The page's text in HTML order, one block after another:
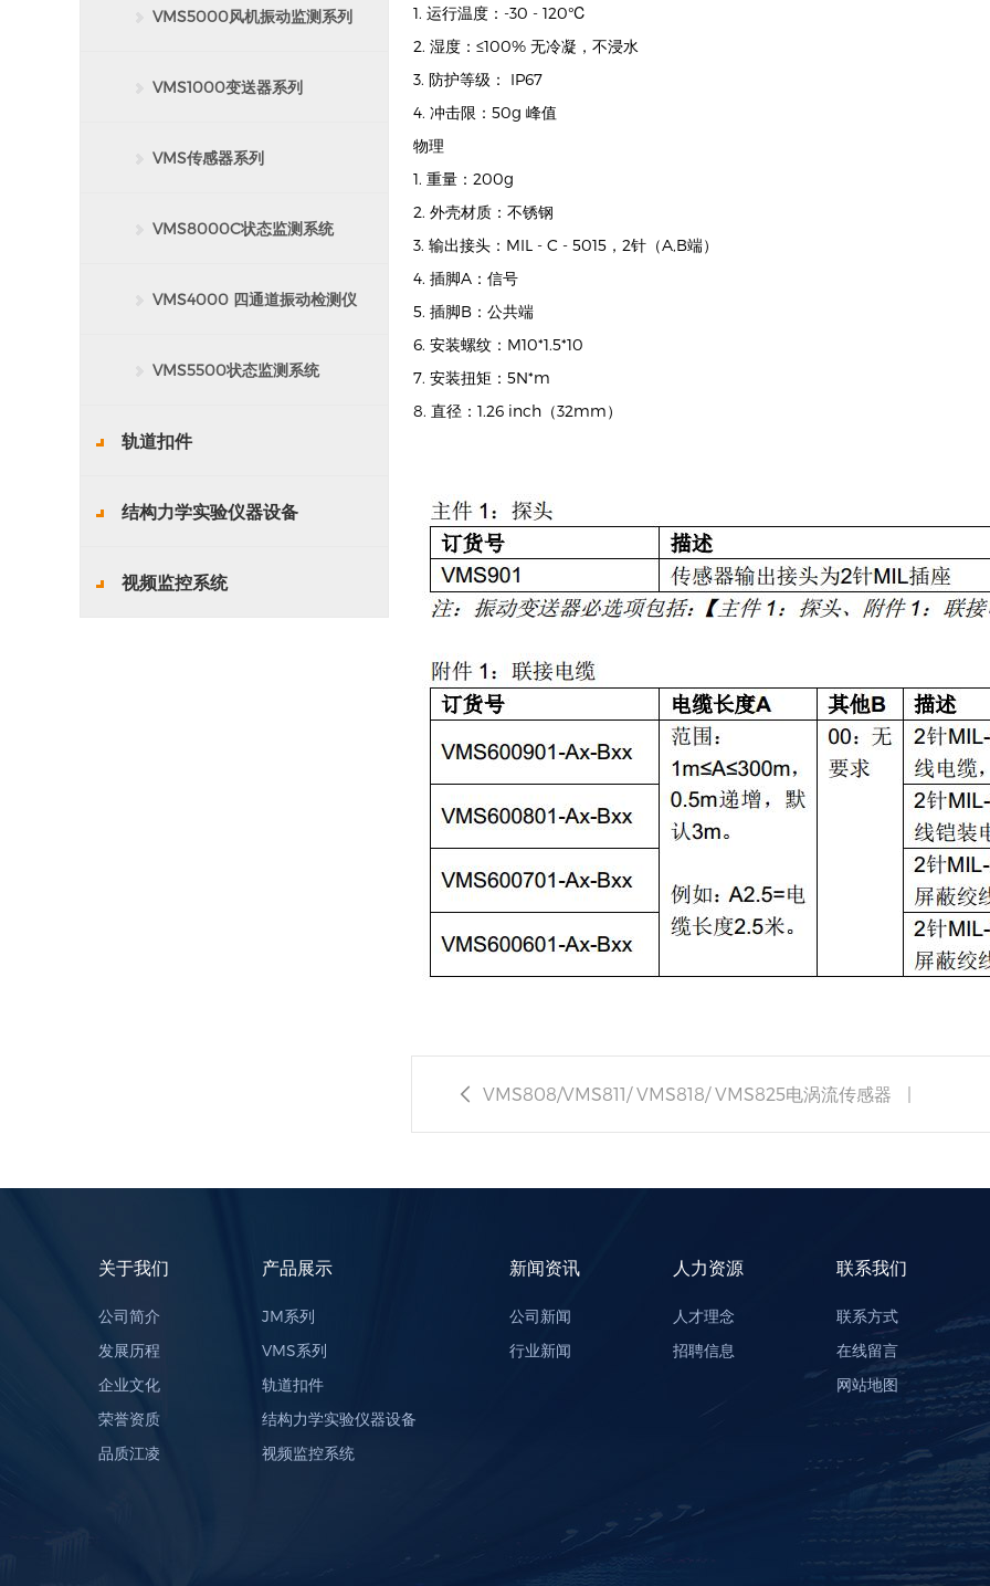
VMS5000风机振动监测系列
VMS1000变送器系列
VMS传感器系列
VMS8000C状态监测系统
VMS4000 四通道振动检测仪
VMS5500状态监测系统
轨道扣件
结构力学实验仪器设备
视频监控系统
1. 运行温度：-30 - 120℃
2. 湿度：≤100% 无冷凝，不浸水
3. 防护等级： IP67
4. 冲击限：50g 峰值
物理
1. 重量：200g
2. 外壳材质：不锈钢
3. 输出接头：MIL - C - 5015，2针（A,B端）
4. 插脚A：信号
5. 插脚B：公共端
6. 安装螺纹：M10*1.5*10
7. 安装扭矩：5N*m
8. 直径：1.26 inch（32mm）
VMS808/VMS811/ VMS818/ VMS825电涡流传感器
关于我们
公司简介
发展历程
企业文化
荣誉资质
品质江凌
产品展示
JM系列
VMS系列
轨道扣件
结构力学实验仪器设备
视频监控系统
新闻资讯
公司新闻
行业新闻
人力资源
人才理念
招聘信息
联系我们
联系方式
在线留言
网站地图